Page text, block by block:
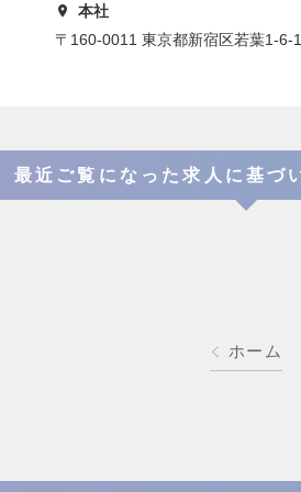
本社
〒160-0011 東京都新宿区若葉1-6-1
最近ご覧になった求人に基づ
ホーム